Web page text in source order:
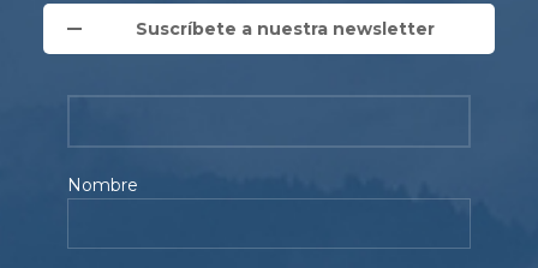
Suscríbete a nuestra newsletter
Nombre